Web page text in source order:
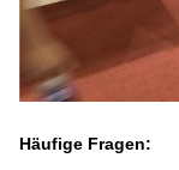
Häufige Fragen: